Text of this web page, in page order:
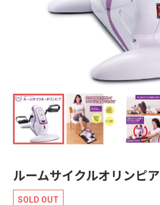
ルームサイクルオリンピア
SOLD OUT